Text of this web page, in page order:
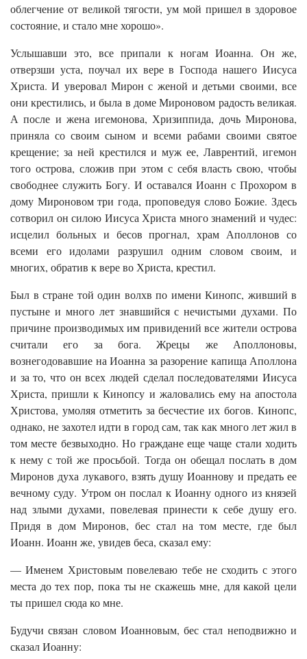
облегчение от великой тягости, ум мой пришел в здоровое
состояние, и стало мне хорошо».
Услышавши это, все припали к ногам Иоанна. Он же,
отверзши уста, поучал их вере в Господа нашего Иисуса
Христа. И уверовал Мирон с женой и детьми своими, все
они крестились, и была в доме Мироновом радость великая.
А после и жена игемонова, Хризиппида, дочь Миронова,
приняла со своим сыном и всеми рабами своими святое
крещение; за ней крестился и муж ее, Лаврентий, игемон
того острова, сложив при этом с себя власть свою, чтобы
свободнее служить Богу. И оставался Иоанн с Прохором в
дому Мироновом три года, проповедуя слово Божие. Здесь
сотворил он силою Иисуса Христа много знамений и чудес:
исцелил больных и бесов прогнал, храм Аполлонов со
всеми его идолами разрушил одним словом своим, и
многих, обратив к вере во Христа, крестил.
Был в стране той один волхв по имени Кинопс, живший в
пустыне и много лет знавшийся с нечистыми духами. По
причине производимых им привидений все жители острова
считали его за бога. Жрецы же Аполлоновы,
вознегодовавшие на Иоанна за разорение капища Аполлона
и за то, что он всех людей сделал последователями Иисуса
Христа, пришли к Кинопсу и жаловались ему на апостола
Христова, умоляя отметить за бесчестие их богов. Кинопс,
однако, не захотел идти в город сам, так как много лет жил в
том месте безвыходно. Но граждане еще чаще стали ходить
к нему с той же просьбой. Тогда он обещал послать в дом
Миронов духа лукавого, взять душу Иоаннову и предать ее
вечному суду. Утром он послал к Иоанну одного из князей
над злыми духами, повелевая принести к себе душу его.
Придя в дом Миронов, бес стал на том месте, где был
Иоанн. Иоанн же, увидев беса, сказал ему:
— Именем Христовым повелеваю тебе не сходить с этого
места до тех пор, пока ты не скажешь мне, для какой цели
ты пришел сюда ко мне.
Будучи связан словом Иоанновым, бес стал неподвижно и
сказал Иоанну: